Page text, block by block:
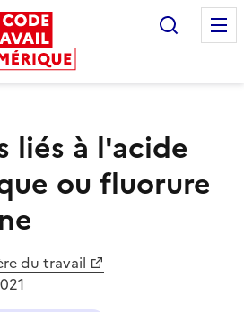
liés à l'acide
ou fluorure
du travail